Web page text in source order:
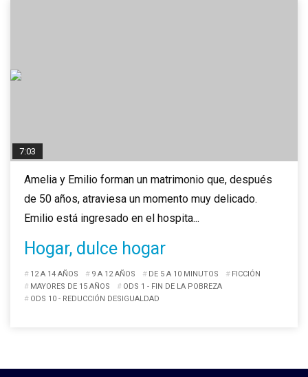
7:03
12 A 14 AÑOS 9 A 12 AÑOS DE 5 A 10 MINUTOS
FICCIÓN
MAYORES DE 15 AÑOS
ODS 1 - FIN DE LA POBREZA
ODS 10 - REDUCCIÓN DESIGUALDAD
Hogar, dulce hogar
Amelia y Emilio forman un matrimonio que, después
de 50 años, atraviesa un momento muy delicado.
Emilio está ingresado en el hospita...